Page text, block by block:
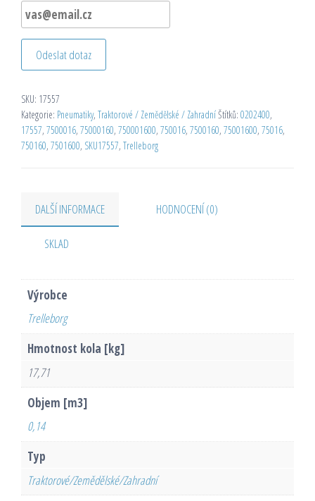
Odeslat dotaz
SKU: 17557
Kategorie: Pneumatiky, Traktorové / Zemědělské / ZahradníŠtítků: 0202400,
17557, 7500016, 75000160, 750001600, 750016, 7500160, 75001600, 75016,
750160, 7501600, SKU17557, Trelleborg
DALŠÍ INFORMACE HODNOCENÍ (0)
SKLAD
Výrobce
Trelleborg
Hmotnost kola [kg]
17,71
Objem [m3]
0,14
Typ
Traktorové/Zemědělské/Zahradní